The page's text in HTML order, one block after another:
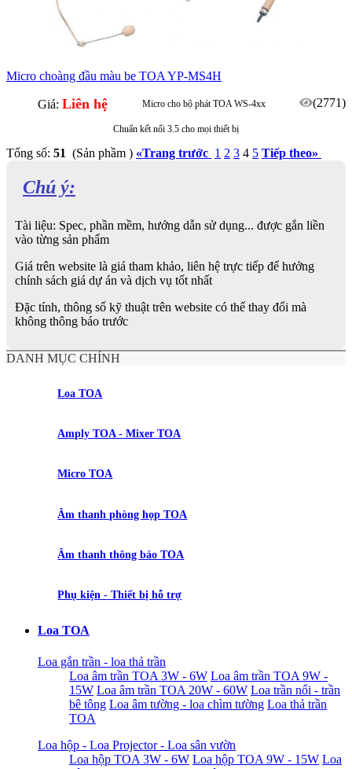
Micro choàng đầu màu be TOA YP-MS4H
Giá: Liên hệ (2771)
Micro cho bộ phát TOA WS-4xx
Chuẩn kết nối 3.5 cho mọi thiết bị
Tổng số: 51 (Sản phầm ) «Trang trước 1 2 3 4 5 Tiếp theo»
Chú ý:
Tài liệu: Spec, phần mềm, hướng dẫn sử dụng... được gắn liền
vào từng sản phẩm
Giá trên website là giá tham khảo, liên hệ trực tiếp để hưởng
chính sách giá dự án và dịch vụ tốt nhất
Đặc tính, thông số kỹ thuật trên website có thể thay đổi mà
không thông báo trước
DANH MỤC CHÍNH
Loa TOA
Amply TOA - Mixer TOA
Micro TOA
Âm thanh phòng họp TOA
Âm thanh thông báo TOA
Phụ kiện - Thiết bị hỗ trợ
Loa TOA
Loa gắn trần - loa thả trần
Loa âm trần TOA 3W - 6W Loa âm trần TOA 9W -
15W Loa âm trần TOA 20W - 60W Loa trần nổi - trần
bê tông Loa âm tường - loa chìm tường Loa thả trần
TOA
Loa hộp - Loa Projector - Loa sân vườn
Loa hộp TOA 3W - 6W Loa hộp TOA 9W - 15W Loa